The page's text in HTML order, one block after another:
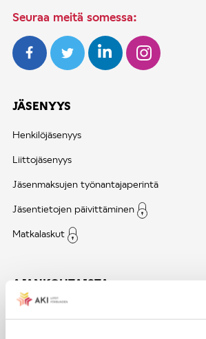
Seuraa meitä somessa:
JÄSENYYS
Henkilöjäsenyys
Liittojäsenyys
Jäsenmaksujen työnantajaperintä
Jäsentietojen päivittäminen
Matkalaskut
AJANKOHTAISTA